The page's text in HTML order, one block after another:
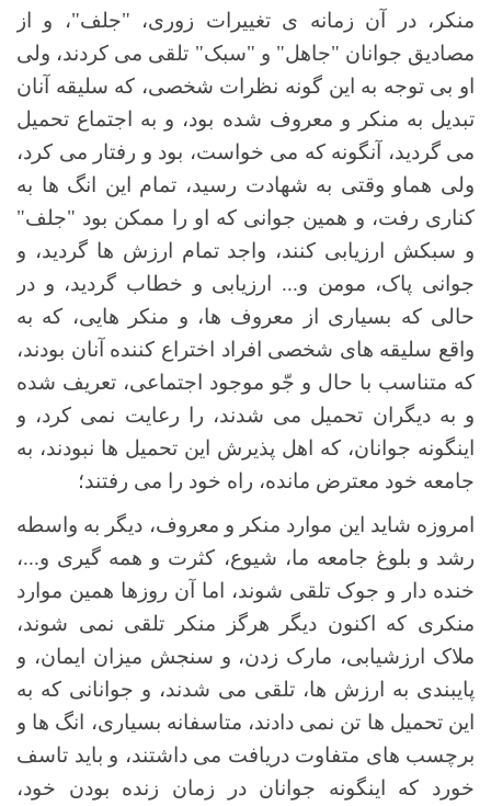
منکر، در آن زمانه ی تغییرات زوری، "جلف"، و از
مصادیق جوانان "جاهل" و "سبک" تلقی می کردند، ولی
او بی توجه به این گونه نظرات شخصی، که سلیقه آنان
تبدیل به منکر و معروف شده بود، و به اجتماع تحمیل
می گردید، آنگونه که می خواست، بود و رفتار می کرد،
ولی هماو وقتی به شهادت رسید، تمام این انگ ها به
کناری رفت، و همین جوانی که او را ممکن بود "جلف"
و سبکش ارزیابی کنند، واجد تمام ارزش ها گردید، و
جوانی پاک، مومن و... ارزیابی و خطاب گردید، و در
حالی که بسیاری از معروف ها، و منکر هایی، که به
واقع سلیقه های شخصی افراد اختراع کننده آنان بودند،
که متناسب با حال و جّو موجود اجتماعی، تعریف شده
و به دیگران تحمیل می شدند، را رعایت نمی کرد، و
اینگونه جوانان، که اهل پذیرش این تحمیل ها نبودند، به
جامعه خود معترض مانده، راه خود را می رفتند؛
امروزه شاید این موارد منکر و معروف، دیگر به واسطه
رشد و بلوغ جامعه ما، شیوع، کثرت و همه گیری و...،
خنده دار و جوک تلقی شوند، اما آن روزها همین موارد
منکری که اکنون دیگر هرگز منکر تلقی نمی شوند،
ملاک ارزشیابی، مارک زدن، و سنجش میزان ایمان، و
پایبندی به ارزش ها، تلقی می شدند، و جوانانی که به
این تحمیل ها تن نمی دادند، متاسفانه بسیاری، انگ ها و
برچسب های متفاوت دریافت می داشتند، و باید تاسف
خورد که اینگونه جوانان در زمان زنده بودن خود،